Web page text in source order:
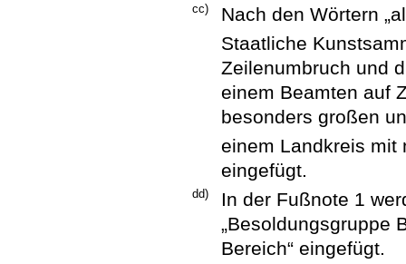
cc)
Nach den Wörtern
Staatliche
Zeilenumbruch und
einem Beamten auf
besonders großen
einem Landkreis mit
eingefügt.
dd)
In der Fußnote 1
„Besoldungsgruppe
Bereich“ eingefügt.